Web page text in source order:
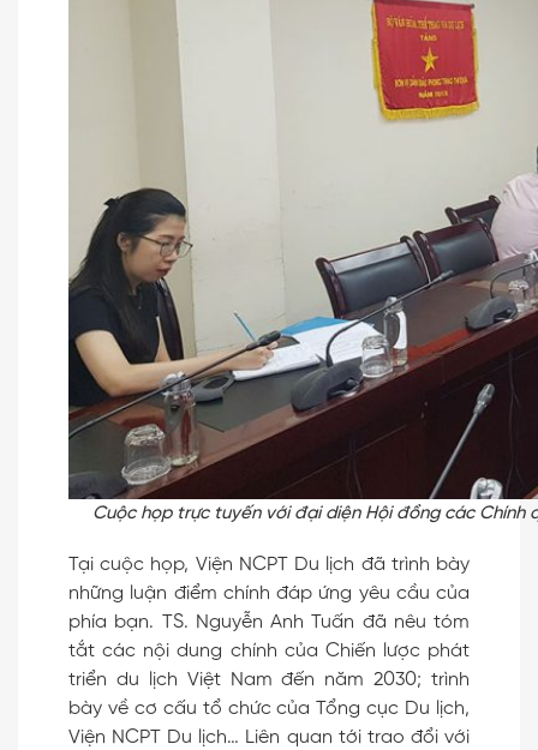
Cuộc họp trực tuyến với đại diện Hội đồng các Chính
Tại cuộc họp, Viện NCPT Du lịch đã trình bày
những luận điểm chính đáp ứng yêu cầu của
phía bạn. TS. Nguyễn Anh Tuấn đã nêu tóm
tắt các nội dung chính của Chiến lược phát
triển du lịch Việt Nam đến năm 2030; trình
bày về cơ cấu tổ chức của Tổng cục Du lịch,
Viện NCPT Du lịch… Liên quan tới trao đổi với